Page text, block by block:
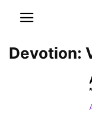
Devotion: